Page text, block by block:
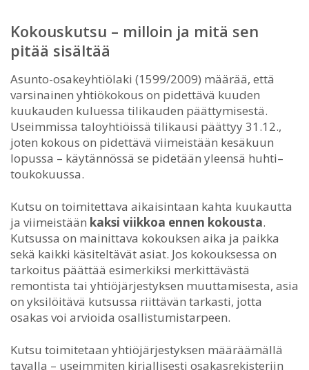
Kokouskutsu – milloin ja mitä sen
pitää sisältää
Asunto-osakeyhtiölaki (1599/2009) määrää, että
varsinainen yhtiökokous on pidettävä kuuden
kuukauden kuluessa tilikauden päättymisestä.
Useimmissa taloyhtiöissä tilikausi päättyy 31.12.,
joten kokous on pidettävä viimeistään kesäkuun
lopussa – käytännössä se pidetään yleensä huhti–
toukokuussa.
Kutsu on toimitettava aikaisintaan kahta kuukautta
ja viimeistään kaksi viikkoa ennen kokousta.
Kutsussa on mainittava kokouksen aika ja paikka
sekä kaikki käsiteltävät asiat. Jos kokouksessa on
tarkoitus päättää esimerkiksi merkittävästä
remontista tai yhtiöjärjestyksen muuttamisesta, asia
on yksilöitävä kutsussa riittävän tarkasti, jotta
osakas voi arvioida osallistumistarpeen.
Kutsu toimitetaan yhtiöjärjestyksen määräämällä
tavalla – useimmiten kirjallisesti osakasrekisteriin